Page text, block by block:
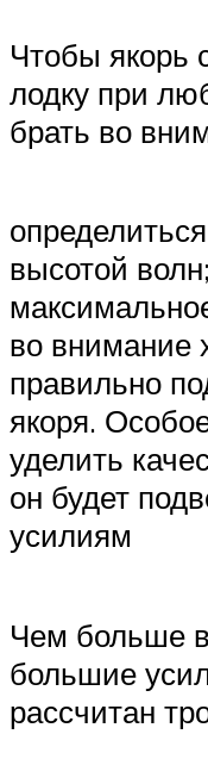
Чтобы якорь
лодку при
брать во
высотой
во внимание
правильно
якоря.
уделить
он будет
усилиям
Чем больше
большие
рассчитан